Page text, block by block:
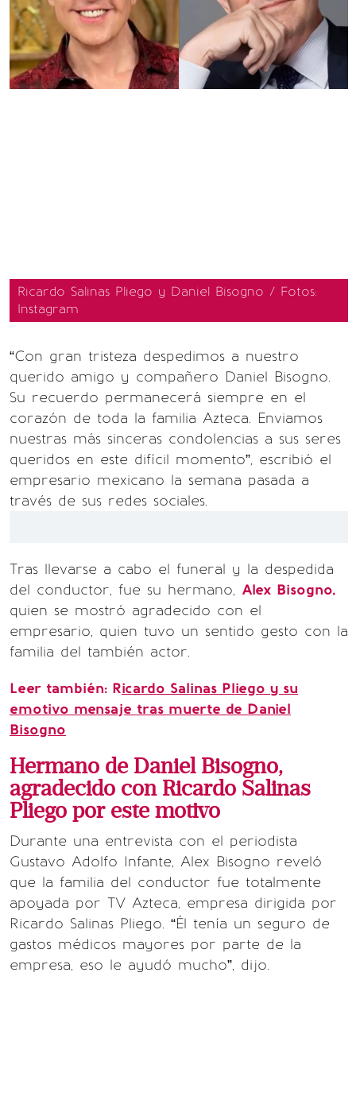
Ricardo Salinas Pliego y Daniel Bisogno / Fotos:
Instagram
“Con gran tristeza despedimos a nuestro
querido amigo y compañero Daniel Bisogno.
Su recuerdo permanecerá siempre en el
corazón de toda la familia Azteca. Enviamos
nuestras más sinceras condolencias a sus seres
queridos en este difícil momento”, escribió el
empresario mexicano la semana pasada a
través de sus redes sociales.
Tras llevarse a cabo el funeral y la despedida
del conductor, fue su hermano, Alex Bisogno,
quien se mostró agradecido con el
empresario, quien tuvo un sentido gesto con la
familia del también actor.
Leer también: Ricardo Salinas Pliego y su
emotivo mensaje tras muerte de Daniel
Bisogno
Hermano de Daniel Bisogno,
agradecido con Ricardo Salinas
Pliego por este motivo
Durante una entrevista con el periodista
Gustavo Adolfo Infante, Alex Bisogno reveló
que la familia del conductor fue totalmente
apoyada por TV Azteca, empresa dirigida por
Ricardo Salinas Pliego. “Él tenía un seguro de
gastos médicos mayores por parte de la
empresa, eso le ayudó mucho”, dijo.